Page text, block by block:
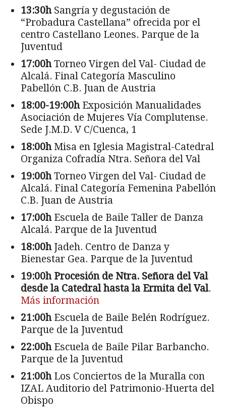
13:30h Sangría y degustación de
“Probadura Castellana” ofrecida por el
centro Castellano Leones. Parque de la
Juventud
17:00hTorneo Virgen del Val- Ciudad de
Alcalá. Final Categoría Masculino
Pabellón C.B. Juan de Austria
18:00-19:00hExposición Manualidades
Asociación de Mujeres Vía Complutense.
Sede J.M.D. V C/Cuenca, 1
18:00hMisa en Iglesia Magistral-Catedral
Organiza Cofradía Ntra. Señora del Val
19:00hTorneo Virgen del Val- Ciudad de
Alcalá. Final Categoría Femenina Pabellón
C.B. Juan de Austria
17:00h Escuela de Baile Taller de Danza
Alcalá. Parque de la Juventud
18:00hJadeh. Centro de Danza y
Bienestar Gea. Parque de la Juventud
19:00h Procesión de Ntra. Señora del Val
desde la Catedral hasta la Ermita del Val.
Más información
21:00hEscuela de Baile Belén Rodríguez.
Parque de la Juventud
22:00hEscuela de Baile Pilar Barbancho.
Parque de la Juventud
21:00hLos Conciertos de la Muralla con
IZAL Auditorio del Patrimonio-Huerta del
Obispo